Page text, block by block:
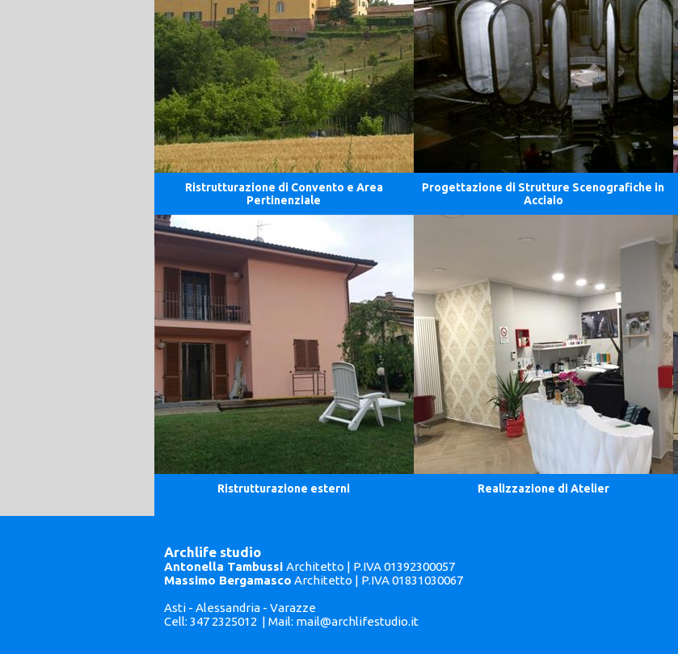
Ristrutturazione di Convento e Area
Pertinenziale
Progettazione di Strutture Scenografiche in
Acciaio
Ristrutturazione esterni Realizzazione di Atelier
Archlife studio
Antonella Tambussi Architetto | P.IVA 01392300057
Massimo Bergamasco Architetto | P.IVA 01831030067
Asti - Alessandria - Varazze
Cell: 347 2325012 | Mail: mail@archlifestudio.it